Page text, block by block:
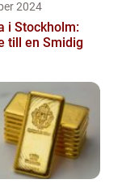
2024
i Stockholm:
till en Smidig